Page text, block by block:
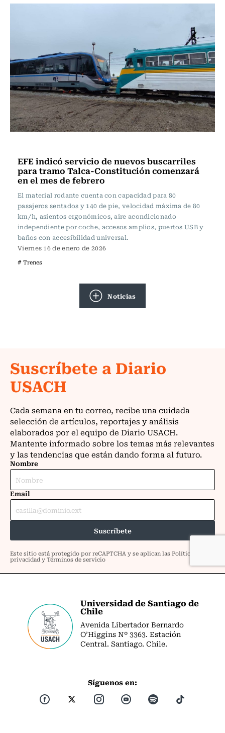
EFE indicó servicio de nuevos buscarriles
para tramo Talca-Constitución comenzará
en el mes de febrero
El material rodante cuenta con capacidad para 80
pasajeros sentados y 140 de pie, velocidad máxima de 80
km/h, asientos ergonómicos, aire acondicionado
independiente por coche, accesos amplios, puertos USB y
baños con accesibilidad universal.
Viernes 16 de enero de 2026
# Trenes
Noticias
Universidad de Santiago de
Chile
Avenida Libertador Bernardo
O’Higgins Nº 3363. Estación
Central. Santiago. Chile.
Síguenos en: